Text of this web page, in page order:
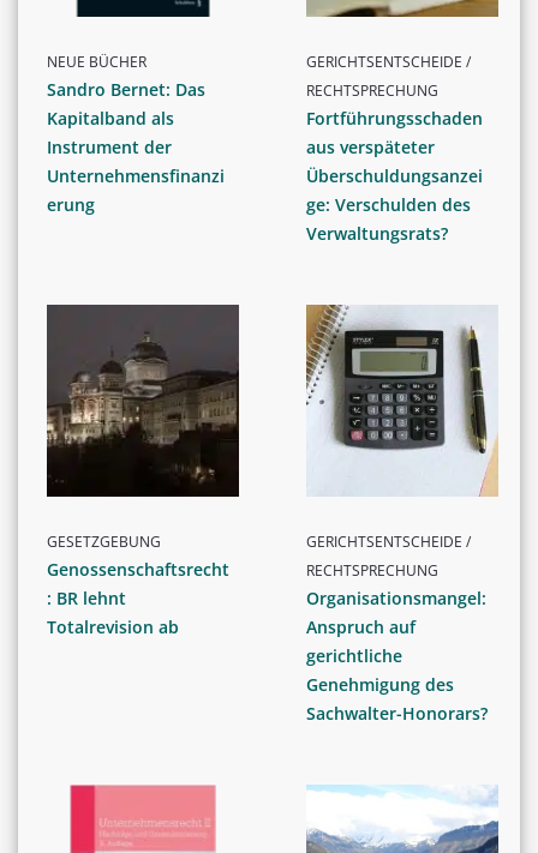
NEUE BÜCHER
Sandro Bernet: Das
Kapitalband als
Instrument der
Unternehmensfinanzi
erung
GERICHTSENTSCHEIDE /
RECHTSPRECHUNG
Fortführungsschaden
aus verspäteter
Überschuldungsanzei
ge: Verschulden des
Verwaltungsrats?
GESETZGEBUNG
Genossenschaftsrecht
: BR lehnt
Totalrevision ab
GERICHTSENTSCHEIDE /
RECHTSPRECHUNG
Organisationsmangel:
Anspruch auf
gerichtliche
Genehmigung des
Sachwalter-Honorars?